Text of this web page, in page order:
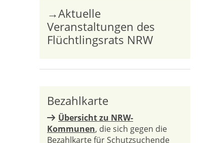
→Aktuelle
Veranstaltungen des
Flüchtlingsrats NRW
Bezahlkarte
Übersicht zu NRW-
Kommunen, die sich gegen die
Bezahlkarte für Schutzsuchende